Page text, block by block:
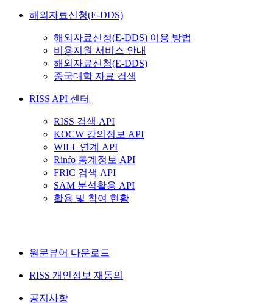
해외자료신청(E-DDS)
해외자료신청(E-DDS) 이용 방법
비용지원 서비스 안내
해외자료신청(E-DDS)
중국대학 자료 검색
RISS API 센터
RISS 검색 API
KOCW 강의정보 API
WILL 연계 API
Rinfo 통계정보 API
FRIC 검색 API
SAM 분석활용 API
활용 및 참여 현황
원문뷰어 다운로드
RISS 개인정보 재동의
공지사항